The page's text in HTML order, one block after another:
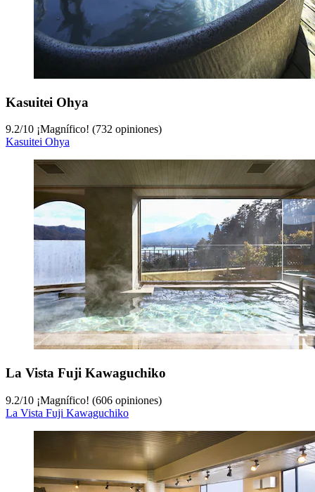
Kasuitei Ohya
9.2/10 ¡Magnífico! (732 opiniones)
Kasuitei Ohya
La Vista Fuji Kawaguchiko
9.2/10 ¡Magnífico! (606 opiniones)
La Vista Fuji Kawaguchiko